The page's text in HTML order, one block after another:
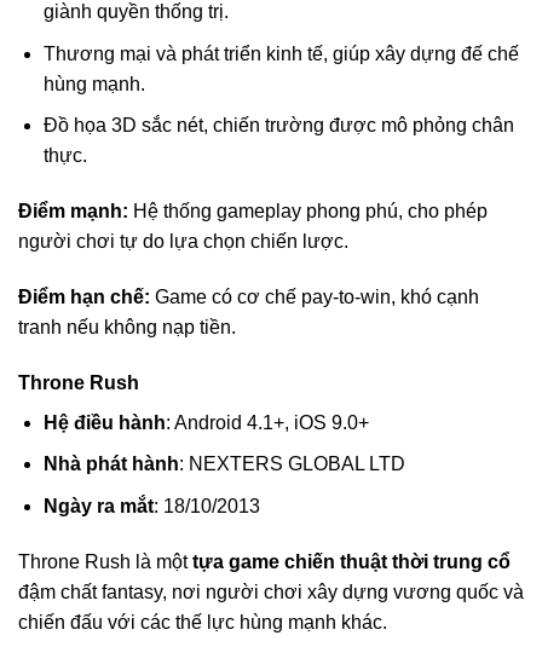
giành quyền thống trị.
Thương mại và phát triển kinh tế, giúp xây dựng đế chế
hùng mạnh.
Đồ họa 3D sắc nét, chiến trường được mô phỏng chân
thực.
Điểm mạnh: Hệ thống gameplay phong phú, cho phép
người chơi tự do lựa chọn chiến lược.
Điểm hạn chế: Game có cơ chế pay-to-win, khó cạnh
tranh nếu không nạp tiền.
Throne Rush
Hệ điều hành: Android 4.1+, iOS 9.0+
Nhà phát hành: NEXTERS GLOBAL LTD
Ngày ra mắt: 18/10/2013
Throne Rush là mộttựa game chiến thuật thời trung cổ
đậm chất fantasy, nơi người chơi xây dựng vương quốc và
chiến đấu với các thế lực hùng mạnh khác.